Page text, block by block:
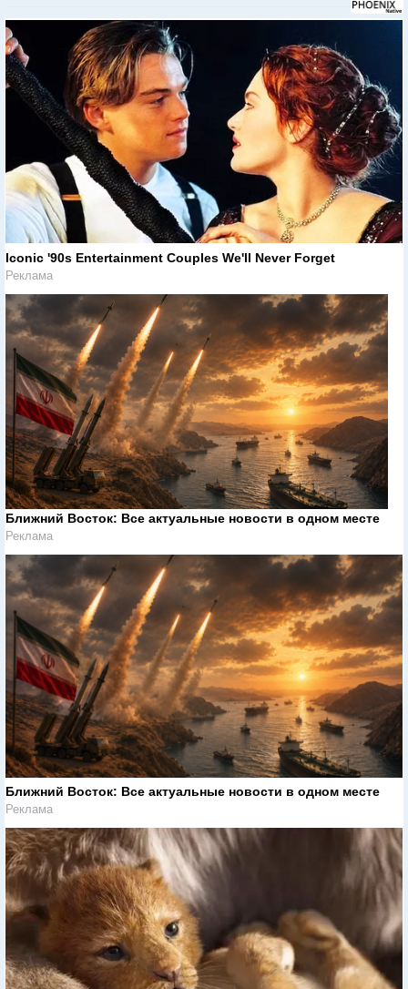
Iconic '90s Entertainment Couples We'll Never Forget
Реклама
Ближний Восток: Все актуальные новости в одном месте
Реклама
Ближний Восток: Все актуальные новости в одном месте
Реклама